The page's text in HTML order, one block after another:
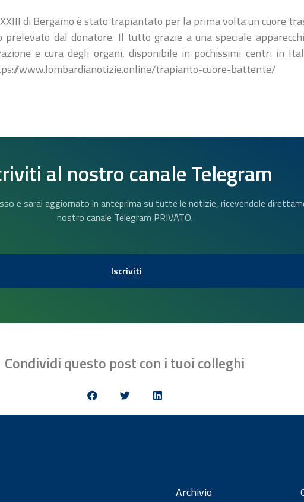
di Bergamo è stato trapiantato per la prima volta un cuore
dal donatore. Il tutto grazie a una speciale
e cura degli organi, disponibile in pochissimi centri in
www.lombardianotizie.online/trapianto-cuore-battente/
al nostro canale Telegram
e sarai aggiornato in anteprima su tutte le notizie, ricevendole
nostro canale Telegram PRIVATO.
Iscriviti
Condividi questo post con i tuoi colleghi
Archivio